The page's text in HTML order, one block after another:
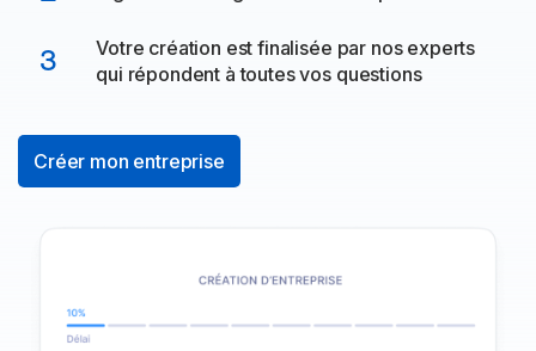
3
Votre création est finalisée par nos experts
qui répondent à toutes vos questions
Créer mon entreprise